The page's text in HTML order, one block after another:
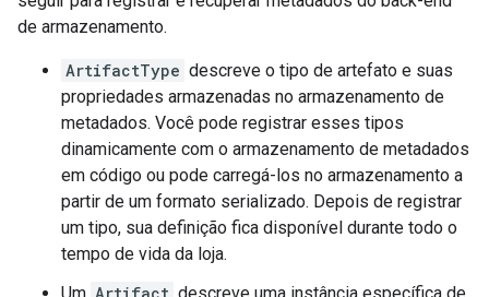
de armazenamento.
ArtifactType descreve o tipo de artefato e suas
propriedades armazenadas no armazenamento de
metadados. Você pode registrar esses tipos
dinamicamente com o armazenamento de metadados
em código ou pode carregá-los no armazenamento a
partir de um formato serializado. Depois de registrar
um tipo, sua definição fica disponível durante todo o
tempo de vida da loja.